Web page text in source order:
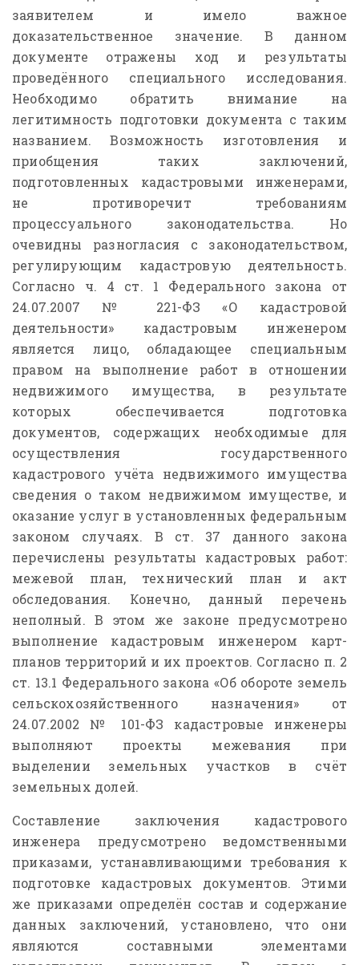
заявителем и имело важное
доказательственное значение. В данном
документе отражены ход и результаты
проведённого специального исследования.
Необходимо обратить внимание на
легитимность подготовки документа с таким
названием. Возможность изготовления и
приобщения таких заключений,
подготовленных кадастровыми инженерами,
не противоречит требованиям
процессуального законодательства. Но
очевидны разногласия с законодательством,
регулирующим кадастровую деятельность.
Согласно ч. 4 ст. 1 Федерального закона от
24.07.2007 № 221-ФЗ «О кадастровой
деятельности» кадастровым инженером
является лицо, обладающее специальным
правом на выполнение работ в отношении
недвижимого имущества, в результате
которых обеспечивается подготовка
документов, содержащих необходимые для
осуществления государственного
кадастрового учёта недвижимого имущества
сведения о таком недвижимом имуществе, и
оказание услуг в установленных федеральным
законом случаях. В ст. 37 данного закона
перечислены результаты кадастровых работ:
межевой план, технический план и акт
обследования. Конечно, данный перечень
неполный. В этом же законе предусмотрено
выполнение кадастровым инженером карт-
планов территорий и их проектов. Согласно п. 2
ст. 13.1 Федерального закона «Об обороте земель
сельскохозяйственного назначения» от
24.07.2002 № 101-ФЗ кадастровые инженеры
выполняют проекты межевания при
выделении земельных участков в счёт
земельных долей.
Составление заключения кадастрового
инженера предусмотрено ведомственными
приказами, устанавливающими требования к
подготовке кадастровых документов. Этими
же приказами определён состав и содержание
данных заключений, установлено, что они
являются составными элементами